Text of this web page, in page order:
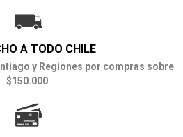
A TODO CHILE
y Regiones por compras sobre
$150.000